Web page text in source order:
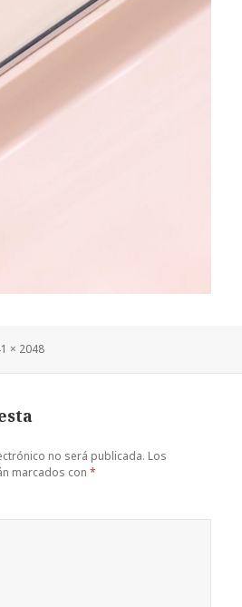
× 2048
no será publicada. Los
marcados con*